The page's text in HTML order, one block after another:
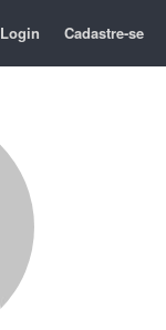
Login Cadastre-se